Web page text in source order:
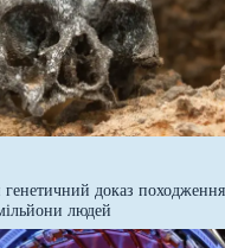
доказ походження
людей